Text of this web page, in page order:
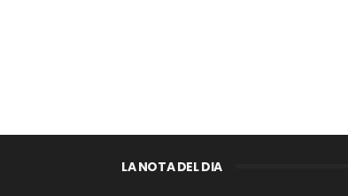
LA NOTA DEL DIA